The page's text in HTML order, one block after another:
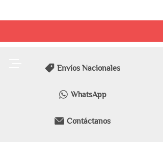
Envíos Nacionales
WhatsApp
Contáctanos